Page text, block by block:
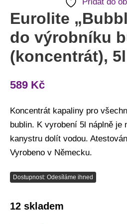
Eurolite
do výrobníku
(koncentrát), 5l
589 Kč
Koncentrát kapaliny pro
bublin. K vyrobení 5l náplně je
kanystru dolít vodou.
Vyrobeno v Německu.
Dostupnost: Odesíláme ihned
12 skladem